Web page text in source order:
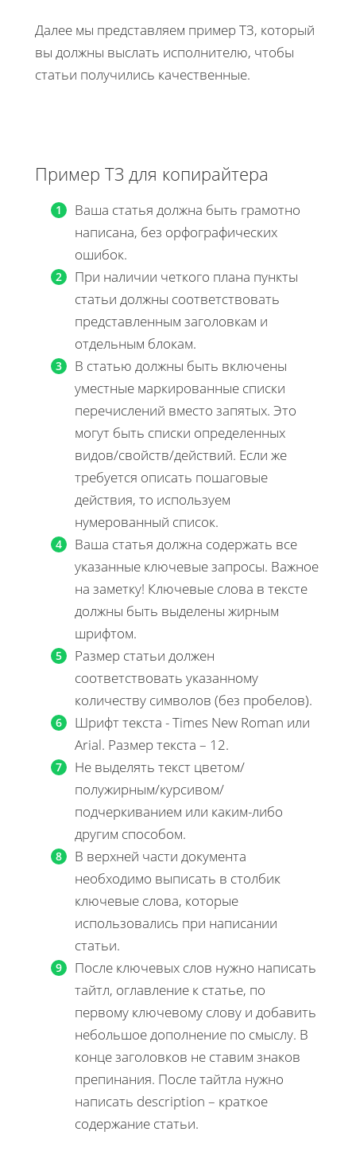
Далее мы представляем пример ТЗ, который
вы должны выслать исполнителю, чтобы
статьи получились качественные.
Пример ТЗ для копирайтера
Ваша статья должна быть грамотно
написана, без орфографических
ошибок.
При наличии четкого плана пункты
статьи должны соответствовать
представленным заголовкам и
отдельным блокам.
В статью должны быть включены
уместные маркированные списки
перечислений вместо запятых. Это
могут быть списки определенных
видов/свойств/действий. Если же
требуется описать пошаговые
действия, то используем
нумерованный список.
Ваша статья должна содержать все
указанные ключевые запросы. Важное
на заметку! Ключевые слова в тексте
должны быть выделены жирным
шрифтом.
Размер статьи должен
соответствовать указанному
количеству символов (без пробелов).
Шрифт текста - Times New Roman или
Arial. Размер текста – 12.
Не выделять текст цветом/
полужирным/курсивом/
подчеркиванием или каким-либо
другим способом.
В верхней части документа
необходимо выписать в столбик
ключевые слова, которые
использовались при написании
статьи.
После ключевых слов нужно написать
тайтл, оглавление к статье, по
первому ключевому слову и добавить
небольшое дополнение по смыслу. В
конце заголовков не ставим знаков
препинания. После тайтла нужно
написать description – краткое
содержание статьи.